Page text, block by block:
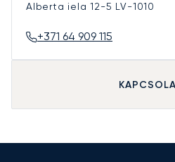
Alberta iela 12-5 LV-1010
+371 64 909 115